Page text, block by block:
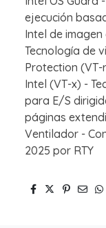
ejecución
Intel de
Tecnología de
Protection
Intel (VT-x) -
para E/S
páginas
Ventilador -
2025 por RTY